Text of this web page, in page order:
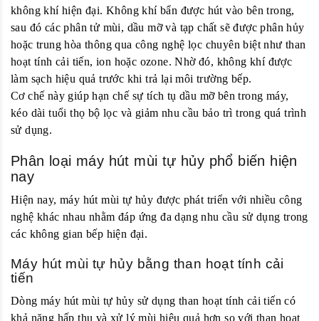
không khí hiện đại. Không khí bẩn được hút vào bên trong,
sau đó các phân tử mùi, dầu mỡ và tạp chất sẽ được phân hủy
hoặc trung hòa thông qua công nghệ lọc chuyên biệt như than
hoạt tính cải tiến, ion hoặc ozone. Nhờ đó, không khí được
làm sạch hiệu quả trước khi trả lại môi trường bếp.
Cơ chế này giúp hạn chế sự tích tụ dầu mỡ bên trong máy,
kéo dài tuổi thọ bộ lọc và giảm nhu cầu bảo trì trong quá trình
sử dụng.
Phân loại máy hút mùi tự hủy phổ biến hiện
nay
Hiện nay, máy hút mùi tự hủy được phát triển với nhiều công
nghệ khác nhau nhằm đáp ứng đa dạng nhu cầu sử dụng trong
các không gian bếp hiện đại.
Máy hút mùi tự hủy bằng than hoạt tính cải
tiến
Dòng máy hút mùi tự hủy sử dụng than hoạt tính cải tiến có
khả năng hấp thụ và xử lý mùi hiệu quả hơn so với than hoạt